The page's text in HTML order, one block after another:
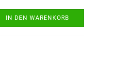
IN DEN WARENKORB